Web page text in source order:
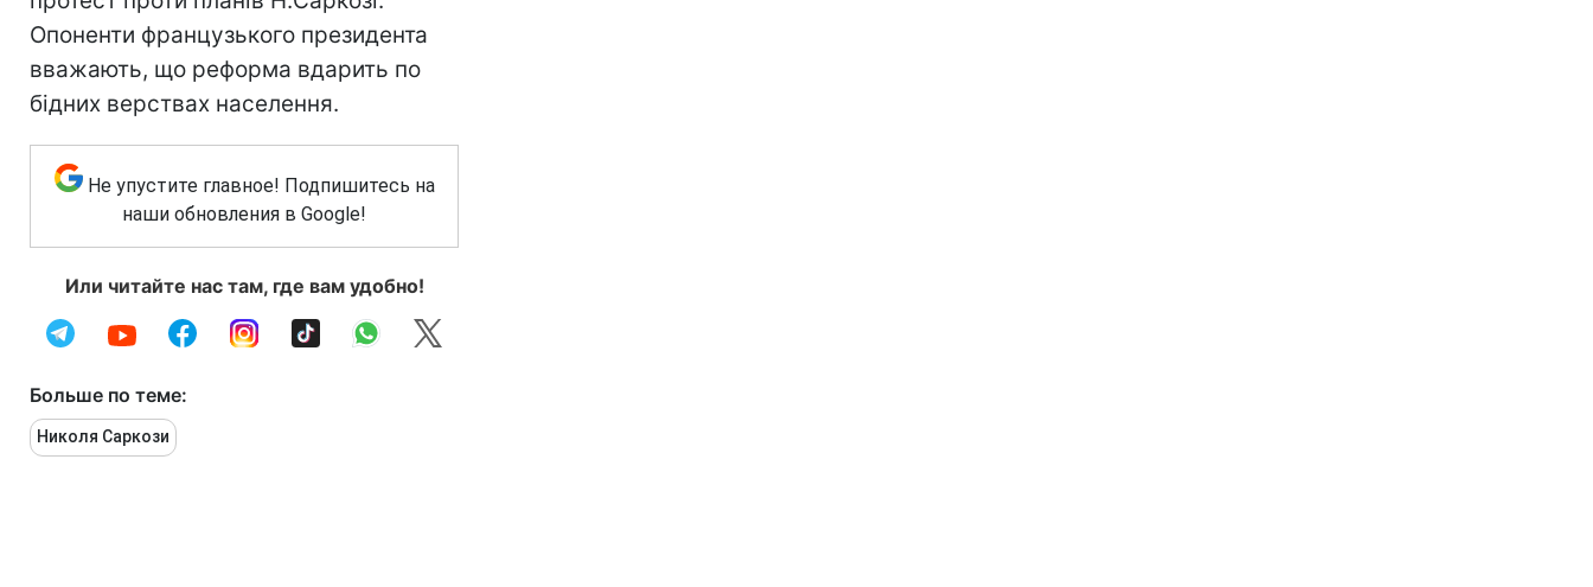
Опоненти французького президента
вважають, що реформа вдарить по
бідних верствах населення.
Не упустите главное! Подпишитесь на
наши обновления в Google!
Или читайте нас там, где вам удобно!
Больше по теме:
Николя Саркози